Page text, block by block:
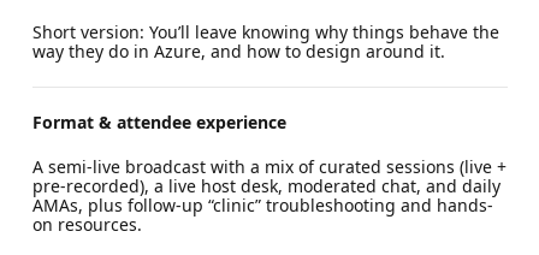
Short version: You’ll leave knowing why things behave the
way they do in Azure, and how to design around it.
Format & attendee experience
A semi-live broadcast with a mix of curated sessions (live +
pre-recorded), a live host desk, moderated chat, and daily
AMAs, plus follow-up “clinic” troubleshooting and hands-
on resources.